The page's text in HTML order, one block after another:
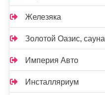
Железяка
Золотой Оазис, сауна
Империя Авто
Инсталляриум